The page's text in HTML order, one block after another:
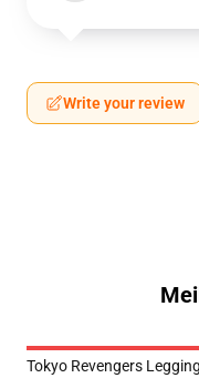
Write your review
Tokyo Revengers